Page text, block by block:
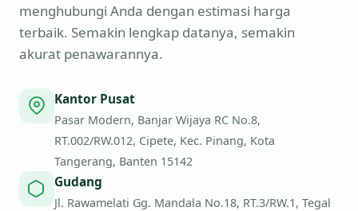
menghubungi Anda dengan estimasi harga
terbaik. Semakin lengkap datanya, semakin
akurat penawarannya.
Kantor Pusat
Pasar Modern, Banjar Wijaya RC No.8,
RT.002/RW.012, Cipete, Kec. Pinang, Kota
Tangerang, Banten 15142
Gudang
Jl. Rawamelati Gg. Mandala No.18, RT.3/RW.1, Tegal